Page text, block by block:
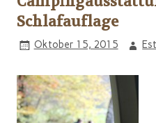
Schlafauflage
Oktober 15, 2015